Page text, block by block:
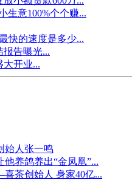
生意100%个个赚...
快的速度是多少...
报告曝光...
大开业...
始人张一鸣
养鸽养出“金凤凰”...
茶创始人 身家40亿...